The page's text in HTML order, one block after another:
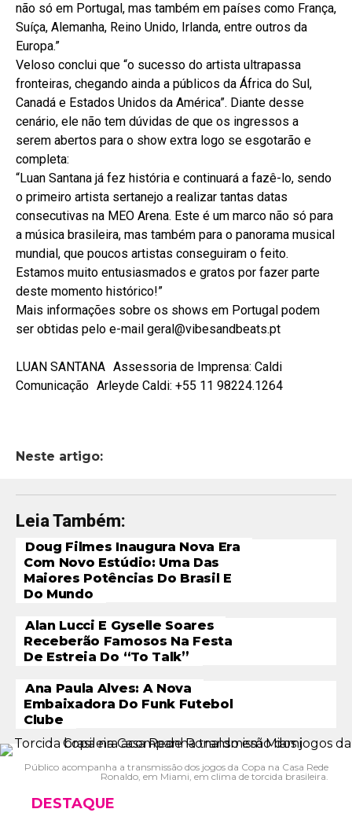
não só em Portugal, mas também em países como França,
Suíça, Alemanha, Reino Unido, Irlanda, entre outros da
Europa.”
Veloso conclui que “o sucesso do artista ultrapassa
fronteiras, chegando ainda a públicos da África do Sul,
Canadá e Estados Unidos da América”. Diante desse
cenário, ele não tem dúvidas de que os ingressos a
serem abertos para o show extra logo se esgotarão e
completa:
“Luan Santana já fez história e continuará a fazê-lo, sendo
o primeiro artista sertanejo a realizar tantas datas
consecutivas na MEO Arena. Este é um marco não só para
a música brasileira, mas também para o panorama musical
mundial, que poucos artistas conseguiram o feito.
Estamos muito entusiasmados e gratos por fazer parte
deste momento histórico!”
Mais informações sobre os shows em Portugal podem
ser obtidas pelo e-mail geral@vibesandbeats.pt
LUAN SANTANA Assessoria de Imprensa: Caldi
Comunicação Arleyde Caldi: +55 11 98224.1264
Neste artigo:
Leia Também:
Doug Filmes Inaugura Nova Era
Com Novo Estúdio: Uma Das
Maiores Potências Do Brasil E
Do Mundo
Alan Lucci E Gyselle Soares
Receberão Famosos Na Festa
De Estreia Do “To Talk”
Ana Paula Alves: A Nova
Embaixadora Do Funk Futebol
Clube
Público acompanha a transmissão dos jogos da Copa na Casa Rede
Ronaldo, em Miami, em clima de torcida brasileira.
DESTAQUE